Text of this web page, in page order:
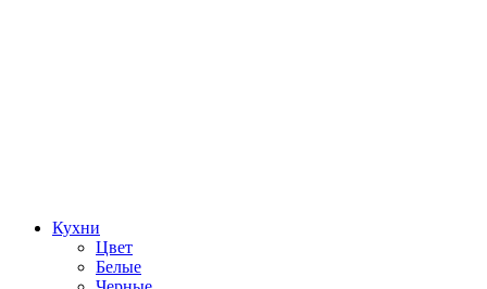
Кухни
Цвет
Белые